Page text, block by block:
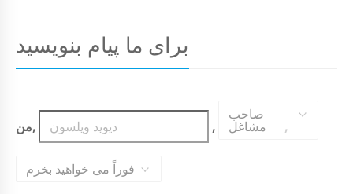
برای ما پیام بنویسید
من, ,
صاحب
مشاغل ,
فوراً می خواهید بخرم